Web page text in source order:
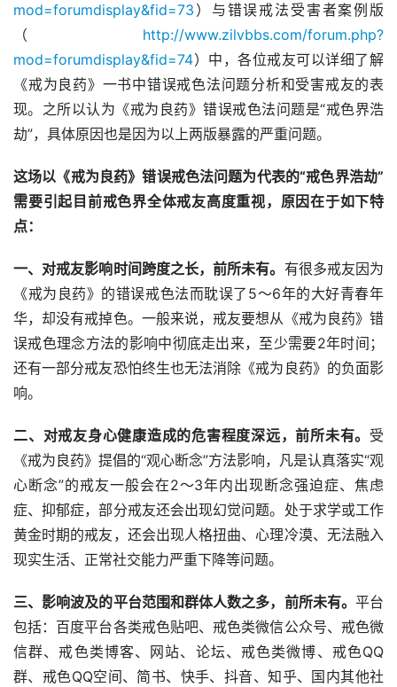
mod=forumdisplay&fid=73 ）与错误戒法受害者案例版
（ http://www.zilvbbs.com/forum.php?
mod=forumdisplay&fid=74）中，各位戒友可以详细了解
《戒为良药》一书中错误戒色法问题分析和受害戒友的表
现。之所以认为《戒为良药》错误戒色法问题是“戒色界浩
劫”，具体原因也是因为以上两版暴露的严重问题。
这场以《戒为良药》错误戒色法问题为代表的“戒色界浩劫”
需要引起目前戒色界全体戒友高度重视，原因在于如下特
点：
一、对戒友影响时间跨度之长，前所未有。 有很多戒友因为
《戒为良药》的错误戒色法而耽误了5～6年的大好青春年
华，却没有戒掉色。一般来说，戒友要想从《戒为良药》错
误戒色理念方法的影响中彻底走出来，至少需要2年时间；
还有一部分戒友恐怕终生也无法消除《戒为良药》的负面影
响。
二、对戒友身心健康造成的危害程度深远，前所未有。 受
《戒为良药》提倡的“观心断念”方法影响，凡是认真落实“观
心断念”的戒友一般会在2～3年内出现断念强迫症、焦虑
症、抑郁症，部分戒友还会出现幻觉问题。处于求学或工作
黄金时期的戒友，还会出现人格扭曲、心理冷漠、无法融入
现实生活、正常社交能力严重下降等问题。
三、影响波及的平台范围和群体人数之多，前所未有。 平台
包括：百度平台各类戒色贴吧、戒色类微信公众号、戒色微
信群、戒色类博客、网站、论坛、戒色类微博、戒色QQ
群、戒色QQ空间、简书、快手、抖音、知乎、国内其他社